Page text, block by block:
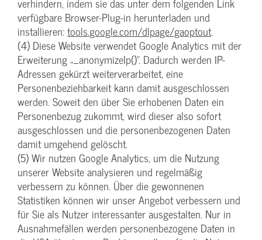
verfügbare Browser-Plug-in herunterladen und
installieren: tools.google.com/dlpage/gaoptout.
(4) Diese Website verwendet Google Analytics mit der
Erweiterung „_anonymizeIp()“. Dadurch werden IP-
Adressen gekürzt weiterverarbeitet, eine
Personenbeziehbarkeit kann damit ausgeschlossen
werden. Soweit den über Sie erhobenen Daten ein
Personenbezug zukommt, wird dieser also sofort
ausgeschlossen und die personenbezogenen Daten
damit umgehend gelöscht.
(5) Wir nutzen Google Analytics, um die Nutzung
unserer Website analysieren und regelmäßig
verbessern zu können. Über die gewonnenen
Statistiken können wir unser Angebot verbessern und
für Sie als Nutzer interessanter ausgestalten. Nur in
Ausnahmefällen werden personenbezogene Daten in